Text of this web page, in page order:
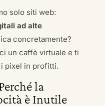
solo siti web:
ad alte
concretamente?
un caffè virtuale e ti
pixel in profitti.
la
è Inutile